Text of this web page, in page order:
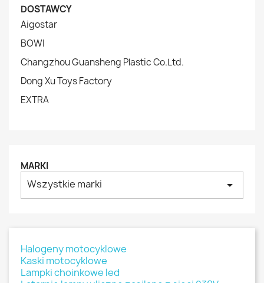
DOSTAWCY
Aigostar
BOWI
Changzhou Guansheng Plastic Co.Ltd.
Dong Xu Toys Factory
EXTRA
MARKI
Wszystkie marki arrow_drop_down
Halogeny motocyklowe
Kaski motocyklowe
Lampki choinkowe led